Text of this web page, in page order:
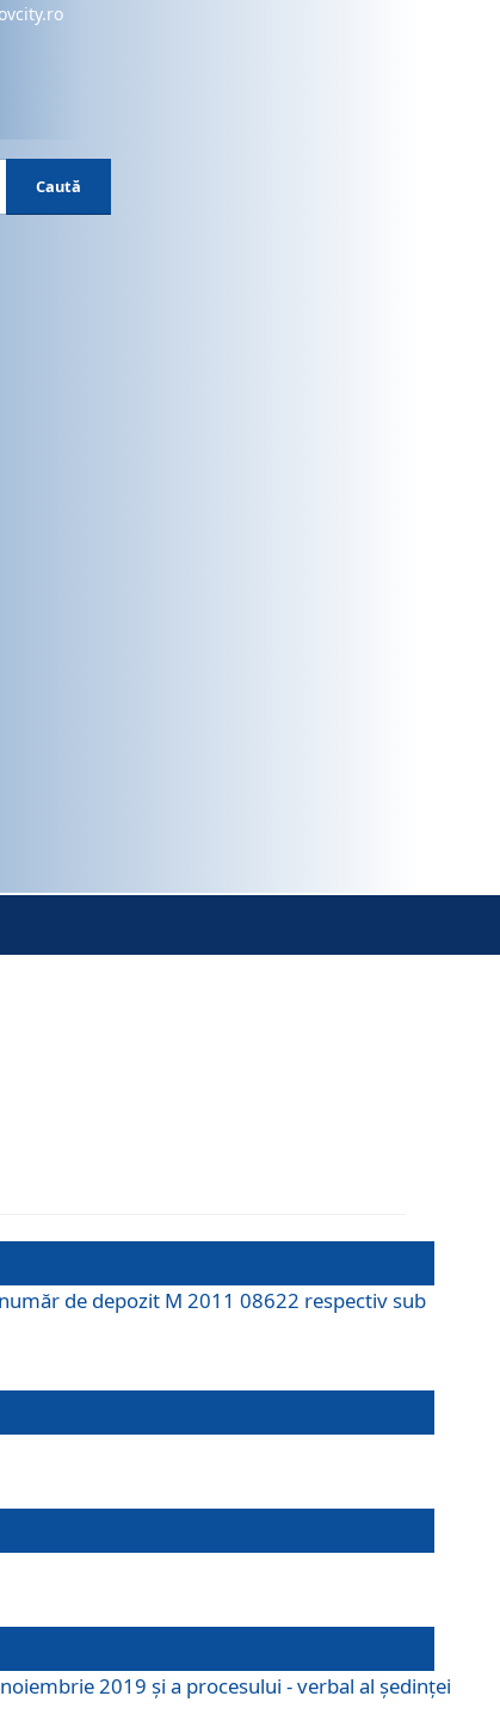
Caută
de depozit M 2011 08622 respectiv sub
2019 și a procesului - verbal al ședinței